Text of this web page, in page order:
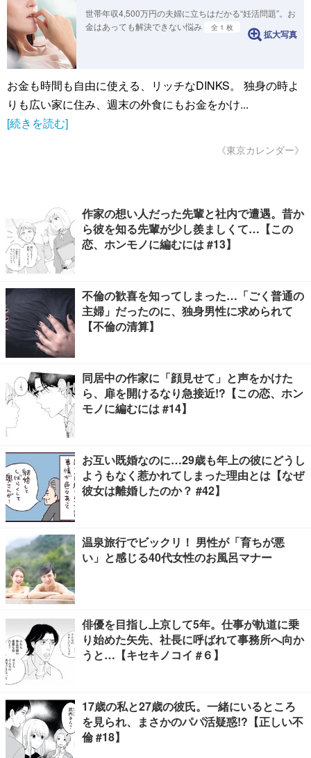
世帯年収4,500万円の夫婦に立ちはだかる“妊活問題”。お
金はあっても解決できない悩み
全 1 枚
拡大写真
お金も時間も自由に使える、リッチなDINKS。 独身の時よ
りも広い家に住み、週末の外食にもお金をかけ...
[続きを読む]
《東京カレンダー》
作家の想い人だった先輩と社内で遭遇。昔か
ら彼を知る先輩が少し羨ましくて…【この
恋、ホンモノに編むには #13】
不倫の歓喜を知ってしまった…「ごく普通の
主婦」だったのに、独身男性に求められて
【不倫の清算】
同居中の作家に「顔見せて」と声をかけた
ら、扉を開けるなり急接近!?【この恋、ホン
モノに編むには #14】
お互い既婚なのに…29歳も年上の彼にどうし
ようもなく惹かれてしまった理由とは【なぜ
彼女は離婚したのか？ #42】
温泉旅行でビックリ！ 男性が「育ちが悪
い」と感じる40代女性のお風呂マナー
俳優を目指し上京して5年。仕事が軌道に乗
り始めた矢先、社長に呼ばれて事務所へ向か
うと…【キセキノコイ #６】
17歳の私と27歳の彼氏。一緒にいるところ
を見られ、まさかのパパ活疑惑!?【正しい不
倫 #18】